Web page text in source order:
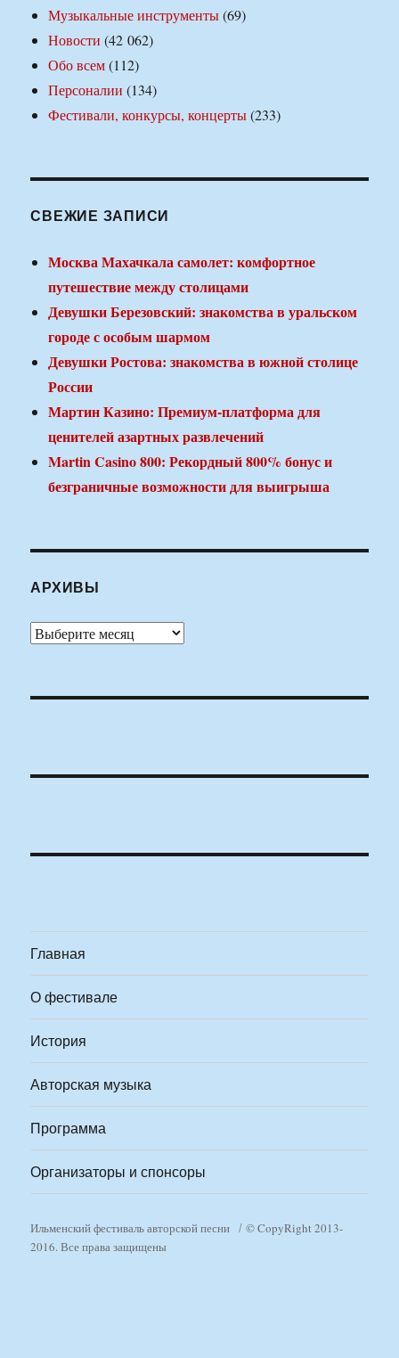
Музыкальные инструменты(69)
Новости (42 062)
Обо всем(112)
Персоналии (134)
Фестивали, конкурсы, концерты(233)
СВЕЖИЕ ЗАПИСИ
Москва Махачкала самолет: комфортное
путешествие между столицами
Девушки Березовский: знакомства в уральском
городе с особым шармом
Девушки Ростова: знакомства в южной столице
России
Мартин Казино: Премиум-платформа для
ценителей азартных развлечений
Martin Casino 800: Рекордный 800% бонус и
безграничные возможности для выигрыша
АРХИВЫ
Архивы
Главная
О фестивале
История
Авторская музыка
Программа
Организаторы и спонсоры
Ильменский фестиваль авторской песни
© CopyRight 2013-
2016. Все права защищены